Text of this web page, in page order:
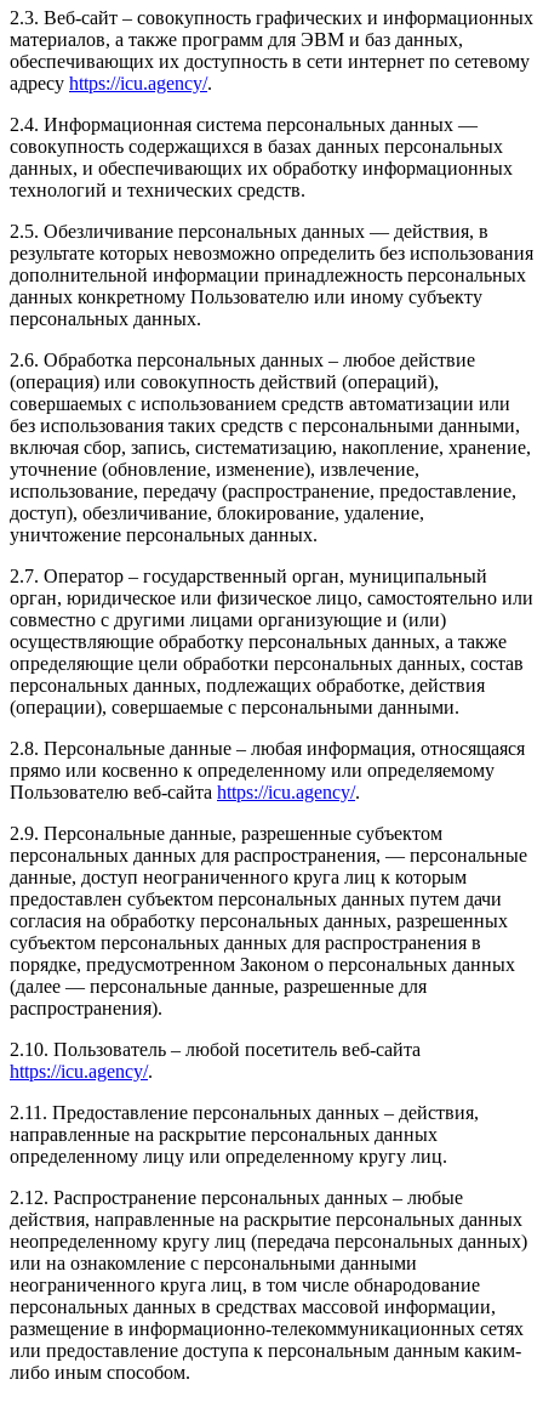
2.3. Веб-сайт – совокупность графических и информационных
материалов, а также программ для ЭВМ и баз данных,
обеспечивающих их доступность в сети интернет по сетевому
адресу https://icu.agency/.
2.4. Информационная система персональных данных —
совокупность содержащихся в базах данных персональных
данных, и обеспечивающих их обработку информационных
технологий и технических средств.
2.5. Обезличивание персональных данных — действия, в
результате которых невозможно определить без использования
дополнительной информации принадлежность персональных
данных конкретному Пользователю или иному субъекту
персональных данных.
2.6. Обработка персональных данных – любое действие
(операция) или совокупность действий (операций),
совершаемых с использованием средств автоматизации или
без использования таких средств с персональными данными,
включая сбор, запись, систематизацию, накопление, хранение,
уточнение (обновление, изменение), извлечение,
использование, передачу (распространение, предоставление,
доступ), обезличивание, блокирование, удаление,
уничтожение персональных данных.
2.7. Оператор – государственный орган, муниципальный
орган, юридическое или физическое лицо, самостоятельно или
совместно с другими лицами организующие и (или)
осуществляющие обработку персональных данных, а также
определяющие цели обработки персональных данных, состав
персональных данных, подлежащих обработке, действия
(операции), совершаемые с персональными данными.
2.8. Персональные данные – любая информация, относящаяся
прямо или косвенно к определенному или определяемому
Пользователю веб-сайта https://icu.agency/.
2.9. Персональные данные, разрешенные субъектом
персональных данных для распространения, — персональные
данные, доступ неограниченного круга лиц к которым
предоставлен субъектом персональных данных путем дачи
согласия на обработку персональных данных, разрешенных
субъектом персональных данных для распространения в
порядке, предусмотренном Законом о персональных данных
(далее — персональные данные, разрешенные для
распространения).
2.10. Пользователь – любой посетитель веб-сайта
https://icu.agency/.
2.11. Предоставление персональных данных – действия,
направленные на раскрытие персональных данных
определенному лицу или определенному кругу лиц.
2.12. Распространение персональных данных – любые
действия, направленные на раскрытие персональных данных
неопределенному кругу лиц (передача персональных данных)
или на ознакомление с персональными данными
неограниченного круга лиц, в том числе обнародование
персональных данных в средствах массовой информации,
размещение в информационно-телекоммуникационных сетях
или предоставление доступа к персональным данным каким-
либо иным способом.